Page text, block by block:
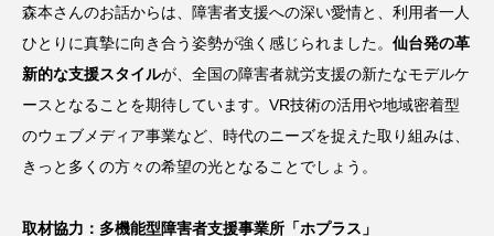
森本さんのお話からは、障害者支援への深い愛情と、利用者一人
ひとりに真摯に向き合う姿勢が強く感じられました。 仙台発の革
新的な支援スタイルが、全国の障害者就労支援の新たなモデルケ
ースとなることを期待しています。VR技術の活用や地域密着型
のウェブメディア事業など、時代のニーズを捉えた取り組みは、
きっと多くの方々の希望の光となることでしょう。
取材協力：多機能型障害者支援事業所「ホプラス」